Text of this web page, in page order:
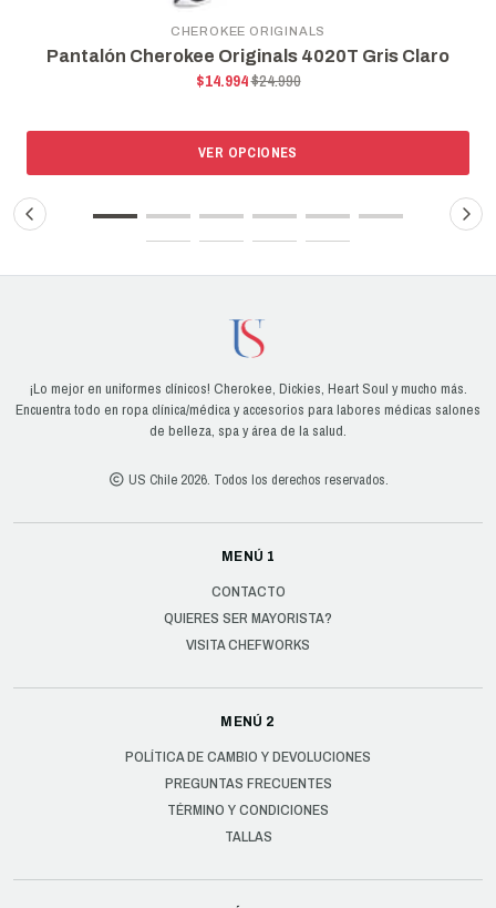
Originals 4020T Gris Claro Pantalón
¡Lo mejor en uniformes clínicos! Cherokee, Dickies, Heart Soul y mucho más.
Encuentra todo en ropa clínica/médica y accesorios para labores médicas salones
de belleza, spa y área de la salud.
US Chile 2026. Todos los derechos reservados.
MENÚ 1
CONTACTO
QUIERES SER MAYORISTA?
VISITA CHEFWORKS
MENÚ 2
POLÍTICA DE CAMBIO Y DEVOLUCIONES
PREGUNTAS FRECUENTES
TÉRMINO Y CONDICIONES
TALLAS